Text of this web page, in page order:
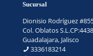
Sucursal
Dionisio Rodríguez
Col. Oblatos
Guadalajara, Jalisco
3336183214